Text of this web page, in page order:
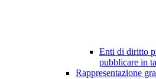
Enti di diritto
pubblicare in
Rappresentazione